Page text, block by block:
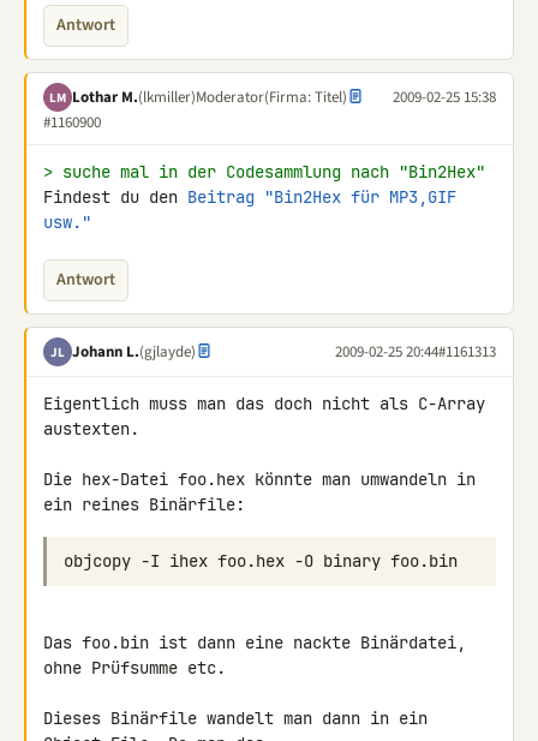
Antwort
LM Lothar M.(lkmiller)Moderator(Firma: Titel)
2009-02-25 15:38
#1160900
> suche mal in der Codesammlung nach "Bin2Hex"
Findest du den Beitrag "Bin2Hex für MP3,GIF
usw."
Antwort
JL Johann L.(gjlayde) 2009-02-25 20:44#1161313
Eigentlich muss man das doch nicht als C-Array
austexten.
Die hex-Datei foo.hex könnte man umwandeln in
ein reines Binärfile:
Das foo.bin ist dann eine nackte Binärdatei,
ohne Prüfsumme etc.
Dieses Binärfile wandelt man dann in ein